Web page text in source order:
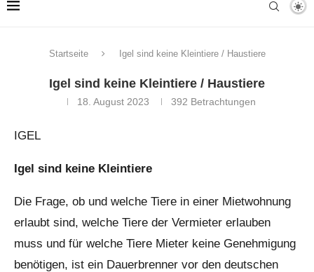
Startseite Igel sind keine Kleintiere / Haustiere
Igel sind keine Kleintiere / Haustiere
18. August 2023 392 Betrachtungen
IGEL
Igel sind keine Kleintiere
Die Frage, ob und welche Tiere in einer Mietwohnung
erlaubt sind, welche Tiere der Vermieter erlauben
muss und für welche Tiere Mieter keine Genehmigung
benötigen, ist ein Dauerbrenner vor den deutschen